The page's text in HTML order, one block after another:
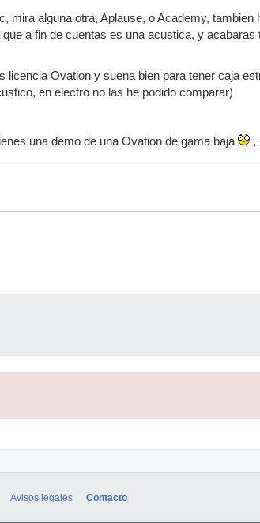
mira alguna otra, Aplause, o Academy,
a fin de cuentas es una acustica, y
licencia Ovation y suena bien para tener caja
en electro no las he podido comparar)
una demo de una Ovation de gama baja
,
Avisos legales Contacto